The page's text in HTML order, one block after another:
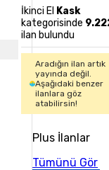
İkinci El Kask
kategorisinde
ilan bulundu
Aradığın ilan artık
yayında değil.
Aşağıdaki benzer
ilanlara göz
atabilirsin!
Plus İlanlar
Tümünü Gör